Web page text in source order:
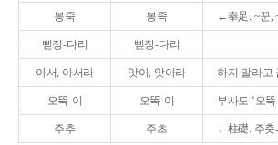
봉죽 봉족 ←奉足. ~꾼,
뻗정-다리 뻗장-다리
아서, 아서라 앗아, 앗아라 하지 말라고
오뚝-이 오똑-이 부사도 ‘오뚝
주추 주초 ←柱礎. 주춧